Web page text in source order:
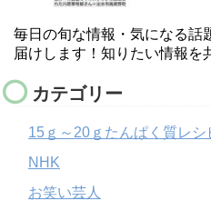
毎日の旬な情報・気になる話
届けします！知りたい情報を
カテゴリー
15ｇ～20ｇたんぱく質レシ
NHK
お笑い芸人